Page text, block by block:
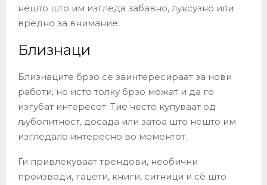
нешто што им изгледа забавно, луксузно или
вредно за внимание.
Близнаци
Близнаците брзо се заинтересираат за нови
работи, но исто толку брзо можат и да го
изгубат интересот. Тие често купуваат од
љубопитност, досада или затоа што нешто им
изгледало интересно во моментот.
Ги привлекуваат трендови, необични
производи, гаџети, книги, ситници и сè што